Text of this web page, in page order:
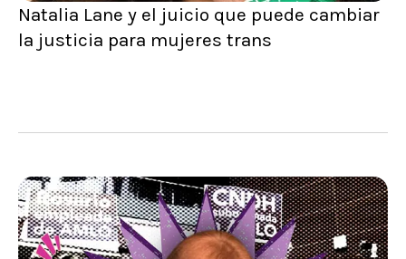
Natalia Lane y el juicio que puede cambiar
la justicia para mujeres trans